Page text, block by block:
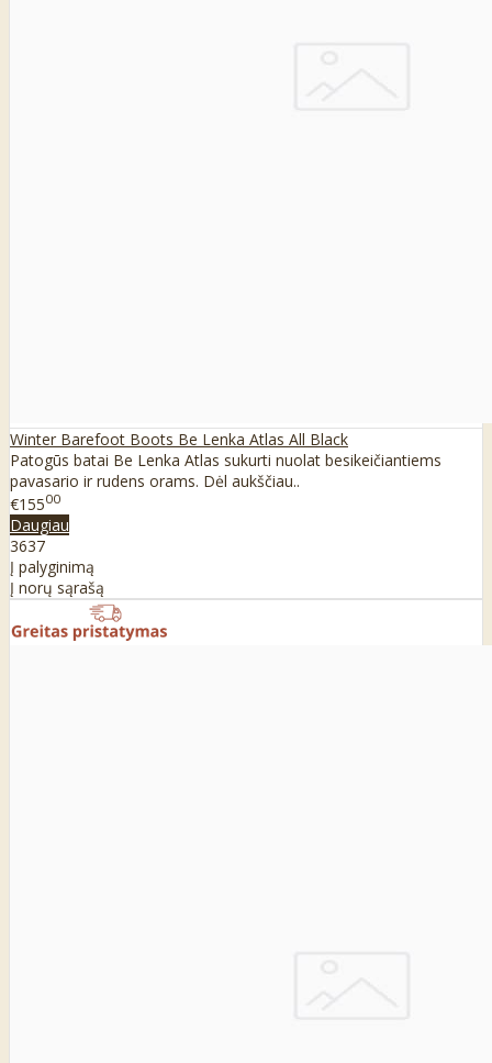
Winter Barefoot Boots Be Lenka Atlas All Black
Patogūs batai Be Lenka Atlas sukurti nuolat besikeičiantiems
pavasario ir rudens orams. Dėl aukščiau..
€15500
Daugiau
3637
Į palyginimą
Į norų sąrašą